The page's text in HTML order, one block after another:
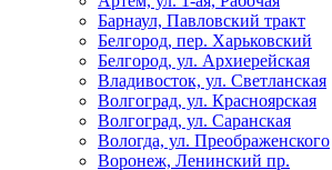
Барнаул, Павловский тракт
Белгород, пер. Харьковский
Белгород, ул. Архиерейская
Владивосток, ул. Светланская
Волгоград, ул. Красноярская
Волгоград, ул. Саранская
Вологда, ул. Преображенского
Воронеж, Ленинский пр.